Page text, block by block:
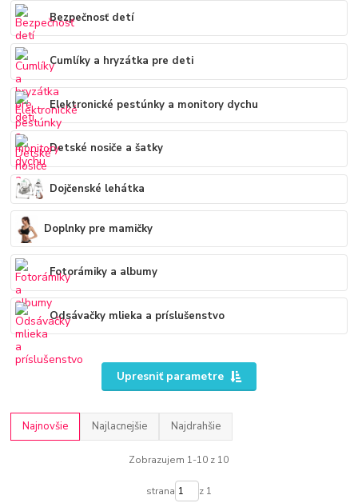
Bezpečnosť detí
Cumlíky a hryzátka pre deti
Elektronické pestúnky a monitory dychu
Detské nosiče a šatky
Dojčenské lehátka
Doplnky pre mamičky
Fotorámiky a albumy
Odsávačky mlieka a príslušenstvo
Upresniť parametre
Najnovšie Najlacnejšie Najdrahšie
Zobrazujem 1-10 z 10
strana z 1